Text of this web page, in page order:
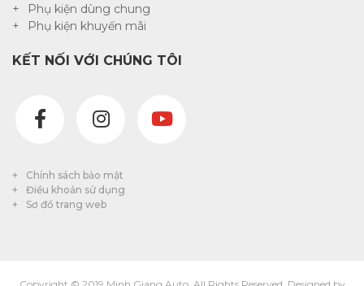
Phụ kiện dùng chung
Phụ kiện khuyến mãi
KẾT NỐI VỚI CHÚNG TÔI
Chính sách bảo mật
Điều khoản sử dụng
Sơ đồ trang web